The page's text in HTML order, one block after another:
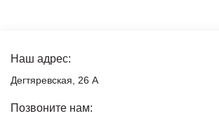
Наш адрес:
Дегтяревская, 26 А
Позвоните нам: